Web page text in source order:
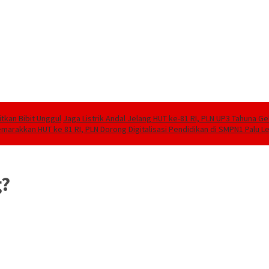
Bibit Unggul Jaga Listrik Andal Jelang HUT ke-81 RI, PLN UP3 Tahuna
HUT ke 81 RI, PLN Dorong Digitalisasi Pendidikan di SMPN1 Palu